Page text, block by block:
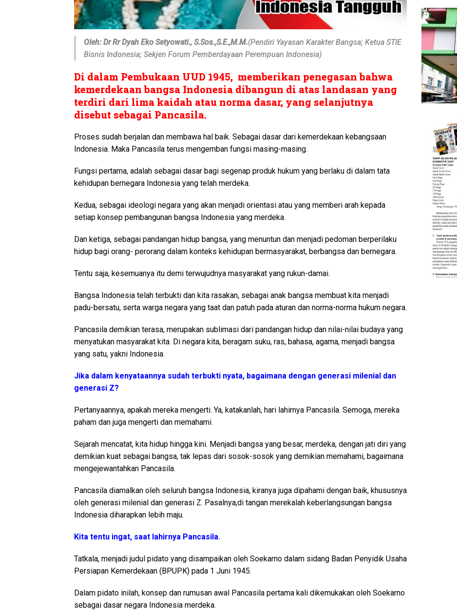
Oleh: Dr Rr Dyah Eko Setyowati., S.Sos.,S.E.,M.M.(Pendiri Yayasan Karakter Bangsa; Ketua STIE
Bisnis Indonesia; Sekjen Forum Pemberdayaan Perempuan Indonesia)
Di dalam Pembukaan UUD 1945, memberikan penegasan bahwa
kemerdekaan bangsa Indonesia dibangun di atas landasan yang
terdiri dari lima kaidah atau norma dasar, yang selanjutnya
disebut sebagai Pancasila.
Proses sudah berjalan dan membawa hal baik. Sebagai dasar dari kemerdekaan kebangsaan
Indonesia. Maka Pancasila terus mengemban fungsi masing-masing.
Fungsi pertama, adalah sebagai dasar bagi segenap produk hukum yang berlaku di dalam tata
kehidupan bernegara Indonesia yang telah merdeka.
Kedua, sebagai ideologi negara yang akan menjadi orientasi atau yang memberi arah kepada
setiap konsep pembangunan bangsa Indonesia yang merdeka.
Dan ketiga, sebagai pandangan hidup bangsa, yang menuntun dan menjadi pedoman berperilaku
hidup bagi orang- perorang dalam konteks kehidupan bermasyarakat, berbangsa dan bernegara.
Tentu saja, kesemuanya itu demi terwujudnya masyarakat yang rukun-damai.
Bangsa Indonesia telah terbukti dan kita rasakan, sebagai anak bangsa membuat kita menjadi
padu-bersatu, serta warga negara yang taat dan patuh pada aturan dan norma-norma hukum negara.
Pancasila demikian terasa, merupakan sublimasi dari pandangan hidup dan nilai-nilai budaya yang
menyatukan masyarakat kita. Di negara kita, beragam suku, ras, bahasa, agama, menjadi bangsa
yang satu, yakni Indonesia.
Jika dalam kenyataannya sudah terbukti nyata, bagaimana dengan generasi milenial dan
generasi Z?
Pertanyaannya, apakah mereka mengerti. Ya, katakanlah, hari lahirnya Pancasila. Semoga, mereka
paham dan juga mengerti dan memahami.
Sejarah mencatat, kita hidup hingga kini. Menjadi bangsa yang besar, merdeka, dengan jati diri yang
demikian kuat sebagai bangsa, tak lepas dari sosok-sosok yang demikian memahami, bagaimana
mengejewantahkan Pancasila.
Pancasila diamalkan oleh seluruh bangsa Indonesia, kiranya juga dipahami dengan baik, khususnya
oleh generasi milenial dan generasi Z. Pasalnya,di tangan merekalah keberlangsungan bangsa
Indonesia diharapkan lebih maju.
Kita tentu ingat, saat lahirnya Pancasila.
Tatkala, menjadi judul pidato yang disampaikan oleh Soekarno dalam sidang Badan Penyidik Usaha
Persiapan Kemerdekaan (BPUPK) pada 1 Juni 1945.
Dalam pidato inilah, konsep dan rumusan awal Pancasila pertama kali dikemukakan oleh Soekarno
sebagai dasar negara Indonesia merdeka.